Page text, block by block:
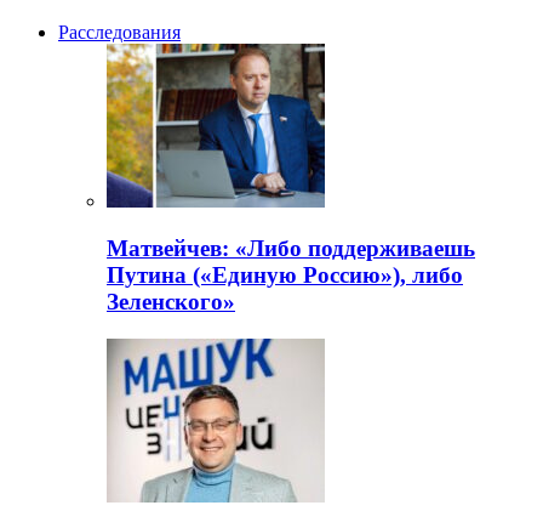
Расследования
Матвейчев: «Либо поддерживаешь
Путина («Единую Россию»), либо
Зеленского»